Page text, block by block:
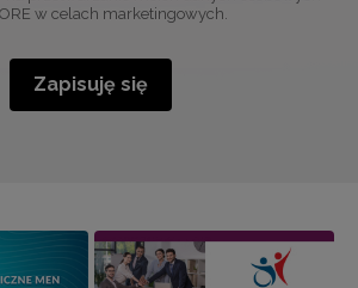
w celach marketingowych.
Zapisuję się